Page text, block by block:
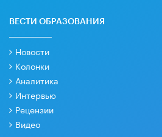
ВЕСТИ ОБРАЗОВАНИЯ
Новости
Колонки
Аналитика
Интервью
Рецензии
Видео